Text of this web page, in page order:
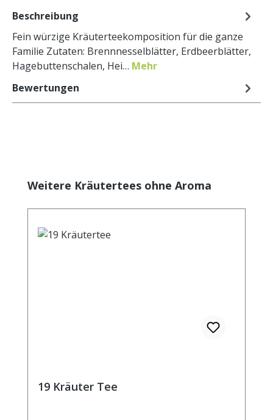
Beschreibung
Fein würzige Kräuterteekomposition für die ganze
Familie Zutaten: Brennnesselblätter, Erdbeerblätter,
Hagebuttenschalen, Hei… Mehr
Bewertungen
Produktgalerie überspringen
Weitere Kräutertees ohne Aroma
19 Kräuter Tee